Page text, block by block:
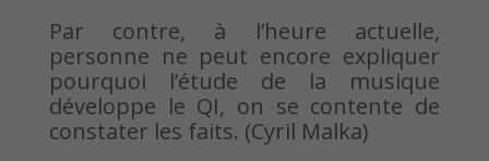
Par contre, à l’heure actuelle,
personne ne peut encore expliquer
pourquoi l’étude de la musique
développe le QI, on se contente de
constater les faits. (Cyril Malka)